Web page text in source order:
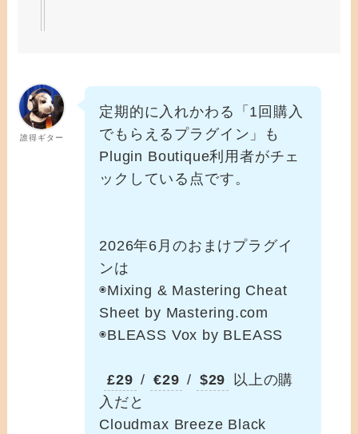
誰得ギター
定期的に入れかわる「1回購入
でもらえるプラグイン」も
Plugin Boutique利用者がチェ
ックしている点です。
2026年6月のおまけプラグイ
ンは
◉Mixing & Mastering Cheat
Sheet by Mastering.com
◉BLEASS Vox by BLEASS
£29 / €29 / $29
以上の購
入だと
Cloudmax Breeze Black